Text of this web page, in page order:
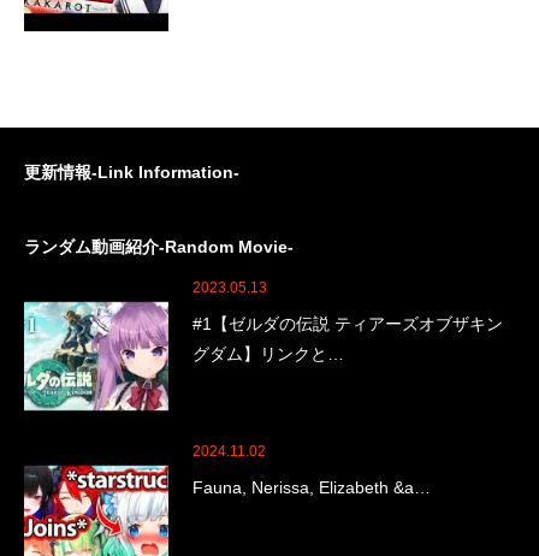
更新情報-Link Information-
ランダム動画紹介-Random Movie-
2023.05.13
#1【ゼルダの伝説 ティアーズオブザキン
グダム】リンクと…
2024.11.02
Fauna, Nerissa, Elizabeth &a…